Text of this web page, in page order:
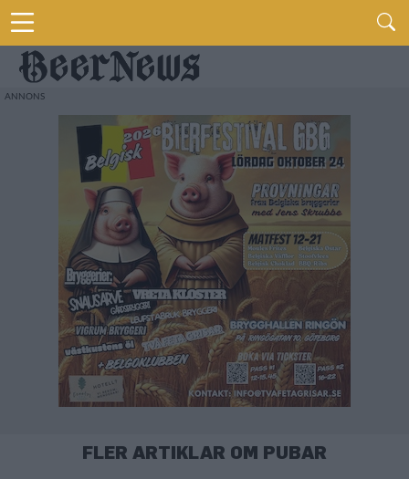
FLER ARTIKLAR OM PUBAR